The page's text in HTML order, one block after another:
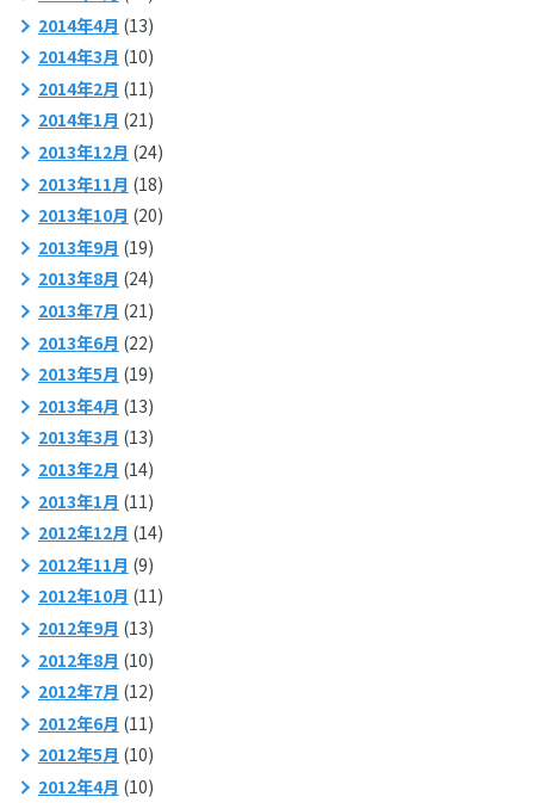
2014年4月 (13)
2014年3月 (10)
2014年2月 (11)
2014年1月 (21)
2013年12月 (24)
2013年11月 (18)
2013年10月 (20)
2013年9月 (19)
2013年8月 (24)
2013年7月 (21)
2013年6月 (22)
2013年5月 (19)
2013年4月 (13)
2013年3月 (13)
2013年2月 (14)
2013年1月 (11)
2012年12月 (14)
2012年11月 (9)
2012年10月 (11)
2012年9月 (13)
2012年8月 (10)
2012年7月 (12)
2012年6月 (11)
2012年5月 (10)
2012年4月 (10)